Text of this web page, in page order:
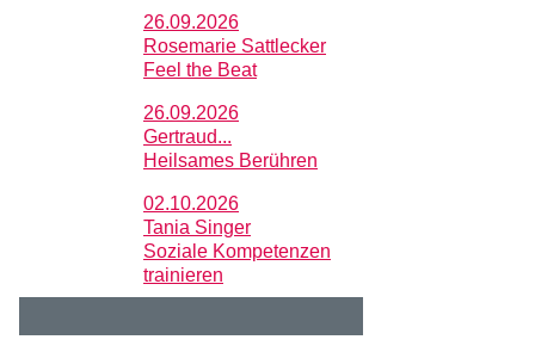
26.09.2026
Rosemarie Sattlecker
Feel the Beat
26.09.2026
Gertraud...
Heilsames Berühren
02.10.2026
Tania Singer
Soziale Kompetenzen
trainieren